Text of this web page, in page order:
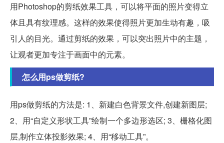
用Photoshop的剪纸效果工具，可以将平面的照片变得立
体且具有纹理感。这样的效果使得照片更加生动有趣，吸
引人的目光。通过剪纸的效果，可以突出照片中的主题，
让观者更加专注于画面中的元素。
怎么用ps做剪纸?
用ps做剪纸的方法是: 1、新建白色背景文件,创建新图层;
2、用“自定义形状工具”绘制一个多边形选区; 3、栅格化图
层,制作立体投影效果; 4、用“移动工具”。